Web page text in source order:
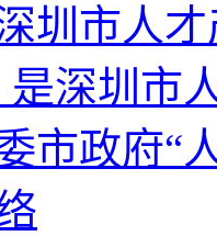
圳市人
是深圳市
市政府“